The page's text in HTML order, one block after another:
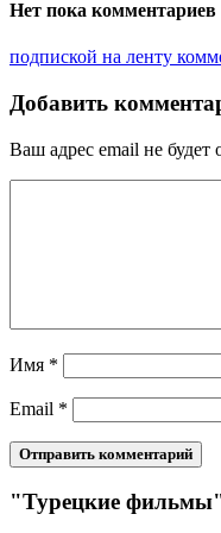
Нет пока комментариев
подпиской на ленту
Добавить
Ваш адрес email не будет
Имя *
Email *
"Турецкие